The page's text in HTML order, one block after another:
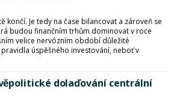
končí. Je tedy na čase bilancovat a zároveň se
budou finančním trhům dominovat v roce
velice nervózním období důležité
úspěšného investování, neboť v
dolaďování centrální